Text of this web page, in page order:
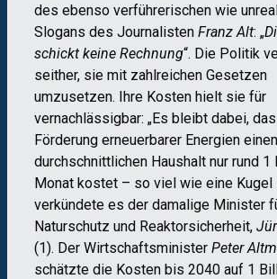
des ebenso verführerischen wie
Slogans des Journalisten Franz Alt: „
schickt keine Rechnung“. Die Politik
seither, sie mit zahlreichen Gesetzen
umzusetzen. Ihre Kosten hielt sie für
vernachlässigbar: „Es bleibt dabei,
Förderung erneuerbarer Energien einen
durchschnittlichen Haushalt nur rund 1
Monat kostet – so viel wie eine Kugel
verkündete es der damalige Minister
Naturschutz und Reaktorsicherheit,
(1). Der Wirtschaftsminister Peter
schätzte die Kosten bis 2040 auf 1